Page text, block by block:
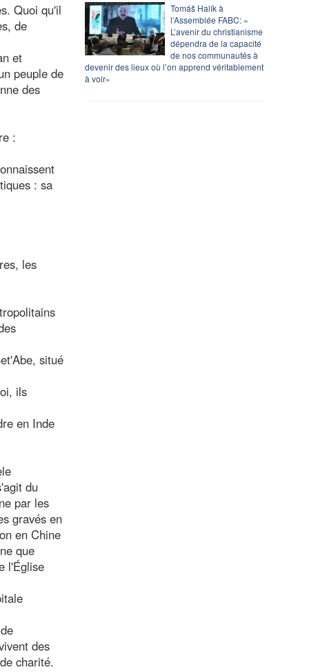
Quoi qu'il
de
et
peuple de
des
:
: sa
les
situé
ils
en Inde
du
par les
gravés en
en Chine
que
l'Église
des
charité.
Tomáš Halík à
l’Assemblée FABC: «
L’avenir du christianisme
dépendra de la capacité
de nos communautés à
devenir des lieux où l’on apprend véritablement
à voir»